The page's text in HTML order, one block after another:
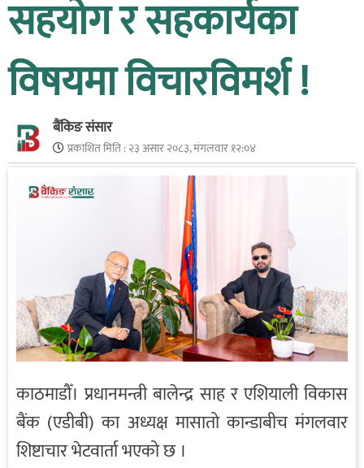
सहयोग र सहकार्यका
विषयमा विचारविमर्श !
बैंकिङ संसार
प्रकाशित मिति :२३ असार २०८३, मंगलवार १२:०४
काठमाडौँ। प्रधानमन्त्री बालेन्द्र साह र एशियाली विकास
बैंक (एडीबी) का अध्यक्ष मासातो कान्डाबीच मंगलवार
शिष्टाचार भेटवार्ता भएको छ ।